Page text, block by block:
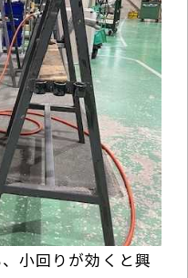
小回りが効くと興